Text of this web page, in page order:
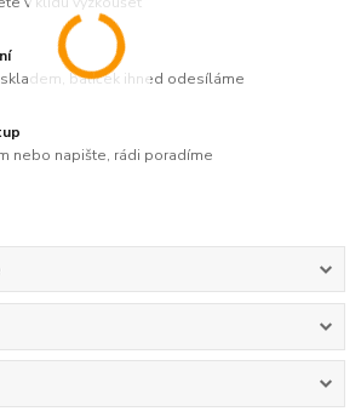
balíček ihned odesíláme
nebo napište, rádi poradíme